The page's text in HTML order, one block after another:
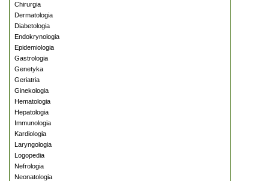
Chirurgia
Dermatologia
Diabetologia
Endokrynologia
Epidemiologia
Gastrologia
Genetyka
Geriatria
Ginekologia
Hematologia
Hepatologia
Immunologia
Kardiologia
Laryngologia
Logopedia
Nefrologia
Neonatologia